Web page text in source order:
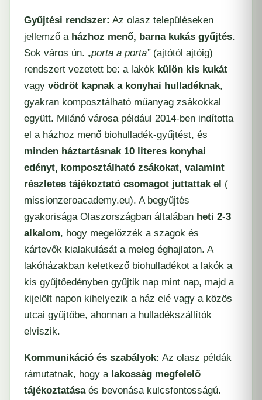
Gyűjtési rendszer: Az olasz településeken
jellemző a házhoz menő, barna kukás gyűjtés.
Sok város ún. „porta a porta”(ajtótól ajtóig)
rendszert vezetett be: a lakók külön kis kukát
vagy vödröt kapnak a konyhai hulladéknak,
gyakran komposztálható műanyag zsákokkal
együtt. Milánó városa például 2014-ben indította
el a házhoz menő biohulladék-gyűjtést, és
minden háztartásnak 10 literes konyhai
edényt, komposztálható zsákokat, valamint
részletes tájékoztató csomagot juttattak el (​
missionzeroacademy.eu). A begyűjtés
gyakorisága Olaszországban általában heti 2-3
alkalom, hogy megelőzzék a szagok és
kártevők kialakulását a meleg éghajlaton. A
lakóházakban keletkező biohulladékot a lakók a
kis gyűjtőedényben gyűjtik nap mint nap, majd a
kijelölt napon kihelyezik a ház elé vagy a közös
utcai gyűjtőbe, ahonnan a hulladékszállítók
elviszik.
Kommunikáció és szabályok: Az olasz példák
rámutatnak, hogy a lakosság megfelelő
tájékoztatásaés bevonása kulcsfontosságú.